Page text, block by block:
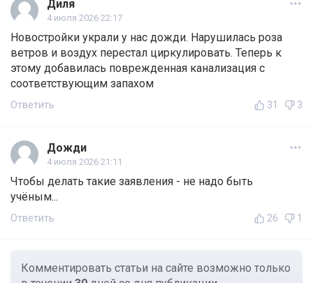
Диля
4 июля 2026 22:17
Новостройки украли у нас дожди. Нарушилась роза
ветров и воздух перестал циркулировать. Теперь к
этому добавилась поврежденная канализация с
соответствующим запахом
Ответить 31 3
Дожди
4 июля 2026 21:11
Чтобы делать такие заявления - не надо быть
учёным...
Ответить 26 1
Комментировать статьи на сайте возможно только